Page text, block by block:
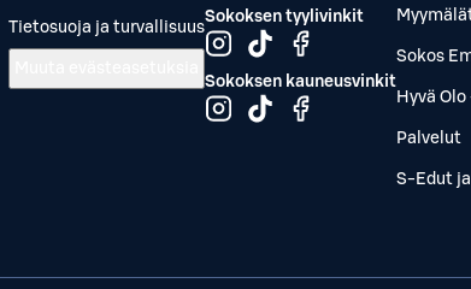
Tietosuoja ja turvallisuus
Sokoksen tyylivinkit
Sokoksen kauneusvinkit
Sokos
Hyvä
Palvelut
S-Edut